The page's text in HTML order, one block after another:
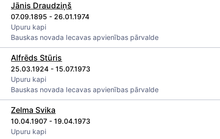
Jānis Draudziņš
07.09.1895 - 26.01.1974
Upuru kapi
Bauskas novada Iecavas apvienības pārvalde
Alfrēds Stūris
25.03.1924 - 15.07.1973
Upuru kapi
Bauskas novada Iecavas apvienības pārvalde
Zelma Svika
10.04.1907 - 19.04.1973
Upuru kapi